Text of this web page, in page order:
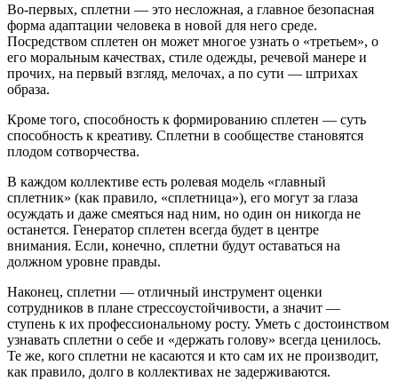
Во-первых, сплетни — это несложная, а главное безопасная
форма адаптации человека в новой для него среде.
Посредством сплетен он может многое узнать о «третьем», о
его моральным качествах, стиле одежды, речевой манере и
прочих, на первый взгляд, мелочах, а по сути — штрихах
образа.
Кроме того, способность к формированию сплетен — суть
способность к креативу. Сплетни в сообществе становятся
плодом сотворчества.
В каждом коллективе есть ролевая модель «главный
сплетник» (как правило, «сплетница»), его могут за глаза
осуждать и даже смеяться над ним, но один он никогда не
останется. Генератор сплетен всегда будет в центре
внимания. Если, конечно, сплетни будут оставаться на
должном уровне правды.
Наконец, сплетни — отличный инструмент оценки
сотрудников в плане стрессоустойчивости, а значит —
ступень к их профессиональному росту. Уметь с достоинством
узнавать сплетни о себе и «держать голову» всегда ценилось.
Те же, кого сплетни не касаются и кто сам их не производит,
как правило, долго в коллективах не задерживаются.